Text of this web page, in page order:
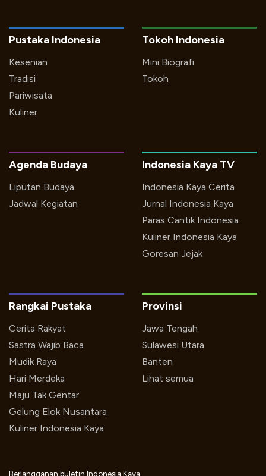
Pustaka Indonesia
Kesenian
Tradisi
Pariwisata
Kuliner
Tokoh Indonesia
Mini Biografi
Tokoh
Indonesia Kaya TV
Indonesia Kaya Cerita
Jurnal Indonesia Kaya
Paras Cantik Indonesia
Kuliner Indonesia Kaya
Goresan Jejak
Agenda Budaya
Liputan Budaya
Jadwal Kegiatan
Rangkai Pustaka
Cerita Rakyat
Sastra Wajib Baca
Mudik Raya
Hari Merdeka
Maju Tak Gentar
Gelung Elok Nusantara
Kuliner Indonesia Kaya
Provinsi
Jawa Tengah
Sulawesi Utara
Banten
Lihat semua
Berlangganan buletin Indonesia Kaya